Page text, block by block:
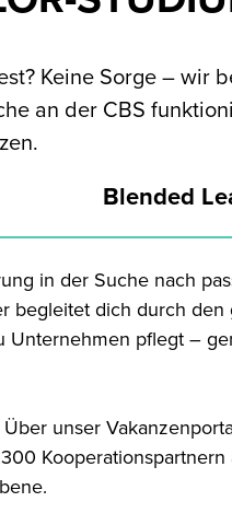
Keine Sorge – wir
an der CBS
Blended
in der Suche nach
begleitet dich durch den
Unternehmen pflegt –
unser